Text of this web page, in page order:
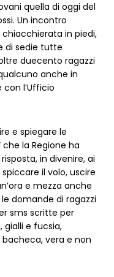
quella di oggi del
Un incontro
in piedi,
di sedie tutte
duecento ragazzi
anche in
con l’Ufficio
e spiegare le
la Regione ha
in divenire, ai
il volo, uscire
e mezza anche
domande di ragazzi
sms scritte per
gialli e fucsia,
vera e non